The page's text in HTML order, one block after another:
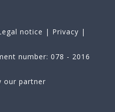
notice | Privacy |
number: 078 - 2016
our partner